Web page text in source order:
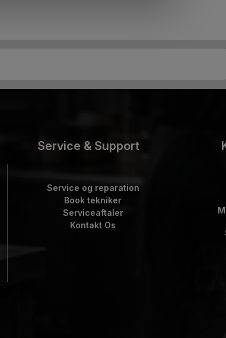
Service & Support
Service og reparation
Book tekniker
Serviceaftaler
Kontakt Os